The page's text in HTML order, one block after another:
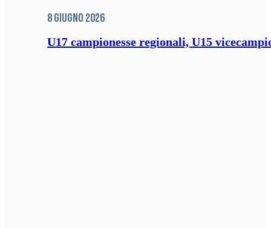
8 Giugno 2026
U17 campionesse regionali, U15